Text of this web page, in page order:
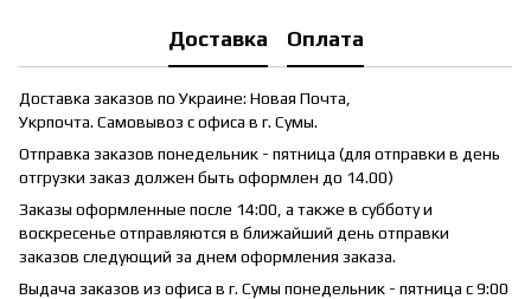
Доставка Оплата
Доставка заказов по Украине: Новая Почта,
Укрпочта. Самовывоз с офиса в г. Сумы.
Отправка заказов понедельник - пятница (для отправки в день
отгрузки заказ должен быть оформлен до 14.00)
Заказы оформленные после 14:00, а также в субботу и
воскресенье отправляются в ближайший день отправки
заказов следующий за днем оформления заказа.
Выдача заказов из офиса в г. Сумы понедельник - пятница с 9:00